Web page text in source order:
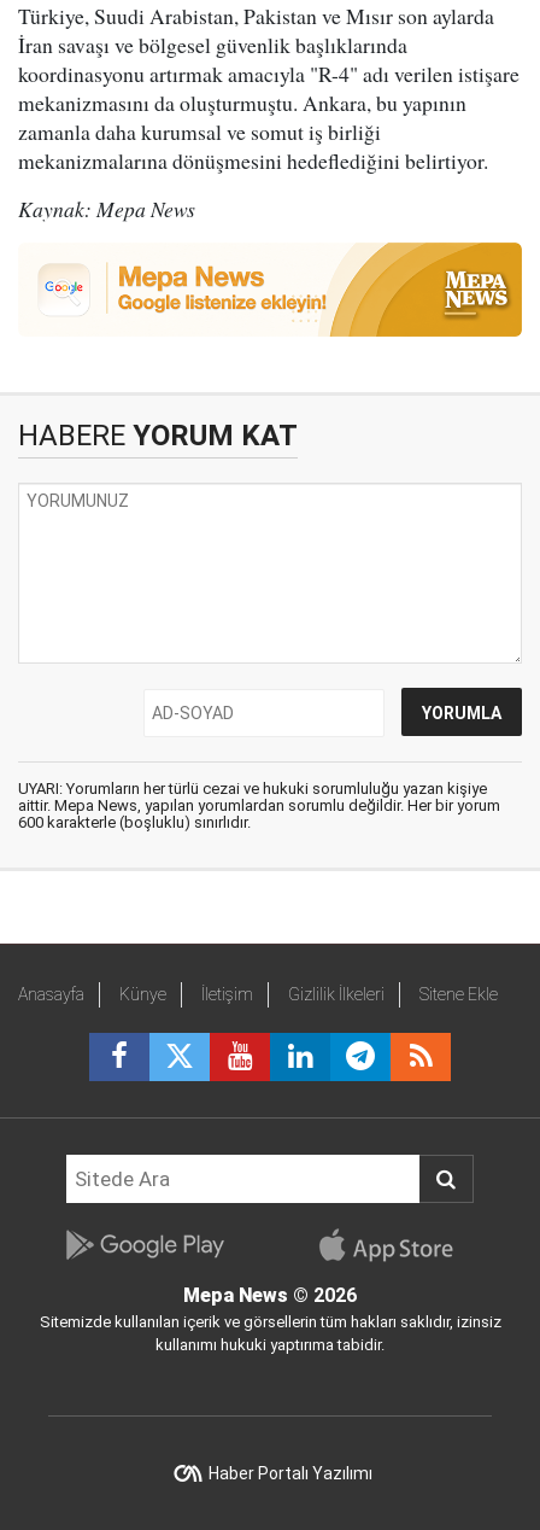
Türkiye, Suudi Arabistan, Pakistan ve Mısır son aylarda
İran savaşı ve bölgesel güvenlik başlıklarında
koordinasyonu artırmak amacıyla "R-4" adı verilen istişare
mekanizmasını da oluşturmuştu. Ankara, bu yapının
zamanla daha kurumsal ve somut iş birliği
mekanizmalarına dönüşmesini hedeflediğini belirtiyor.
Kaynak: Mepa News
HABERE YORUM KAT
UYARI: Yorumların her türlü cezai ve hukuki sorumluluğu yazan kişiye
aittir. Mepa News, yapılan yorumlardan sorumlu değildir. Her bir yorum
600 karakterle (boşluklu) sınırlıdır.
Anasayfa Künye İletişim Gizlilik İlkeleri Sitene Ekle
Mepa News © 2026
Sitemizde kullanılan içerik ve görsellerin tüm hakları saklıdır, izinsiz
kullanımı hukuki yaptırıma tabidir.
Haber Portalı Yazılımı